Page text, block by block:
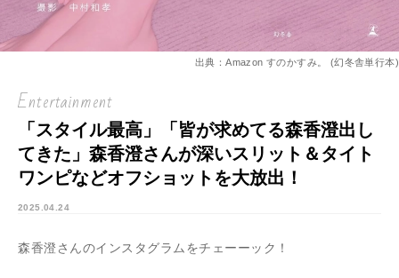
出典：Amazon すのかすみ。 (幻冬舎単行本)
Entertainment
「スタイル最高」「皆が求めてる森香澄出し
てきた」森香澄さんが深いスリット＆タイト
ワンピなどオフショットを大放出！
2025.04.24
森香澄さんのインスタグラムをチェーーック！